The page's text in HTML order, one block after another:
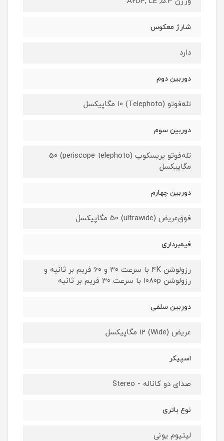
شارژ معکوس
دارد
دوربین دوم
تله‌فوتو (Telephoto) ۱۰ مگاپیکسل
دوربین سوم
تله‌فوتو پریسکوپ (periscope telephoto) 50
مگاپیکسل
دوربین چهارم
فوق‌عریض (ultrawide) 50 مگاپیکسل
فیمبرداری
رزولوشن ۴K با سرعت ۳۰ و ۶۰ فریم بر ثانیه و
رزولوشن ۱۰۸۰p با سرعت ۳۰ فریم بر ثانیه
دوربین سلفی
عریض (Wide) 12 مگاپیکسل
اسپیکر
صدای دو کاناله - Stereo
نوع باتری
لیتیوم‌ یونی